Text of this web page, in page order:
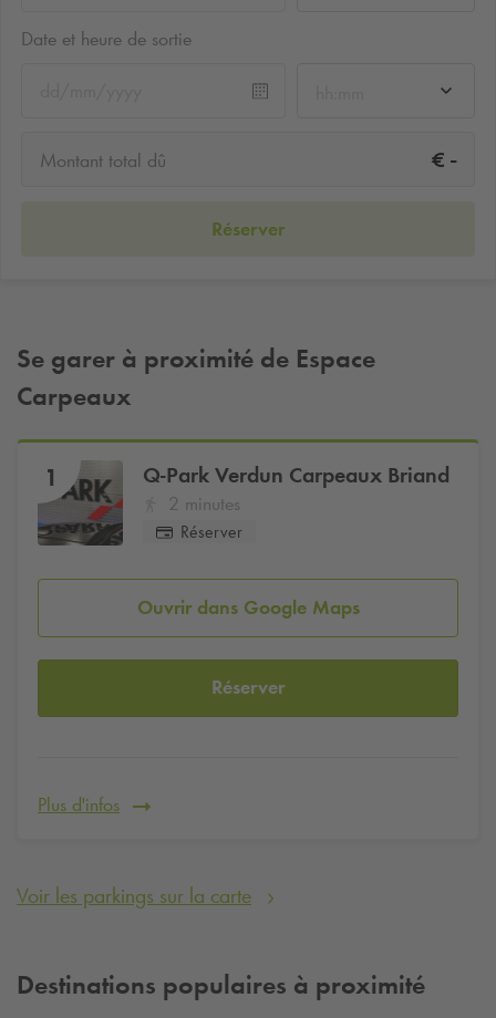
Date et heure de sortie
Montant total dû € -
Réserver
Se garer à proximité de Espace
Carpeaux
1 Q-Park Verdun Carpeaux Briand
2 minutes
Réserver
Ouvrir dans Google Maps
Réserver
Plus d'infos
Voir les parkings sur la carte
Destinations populaires à proximité